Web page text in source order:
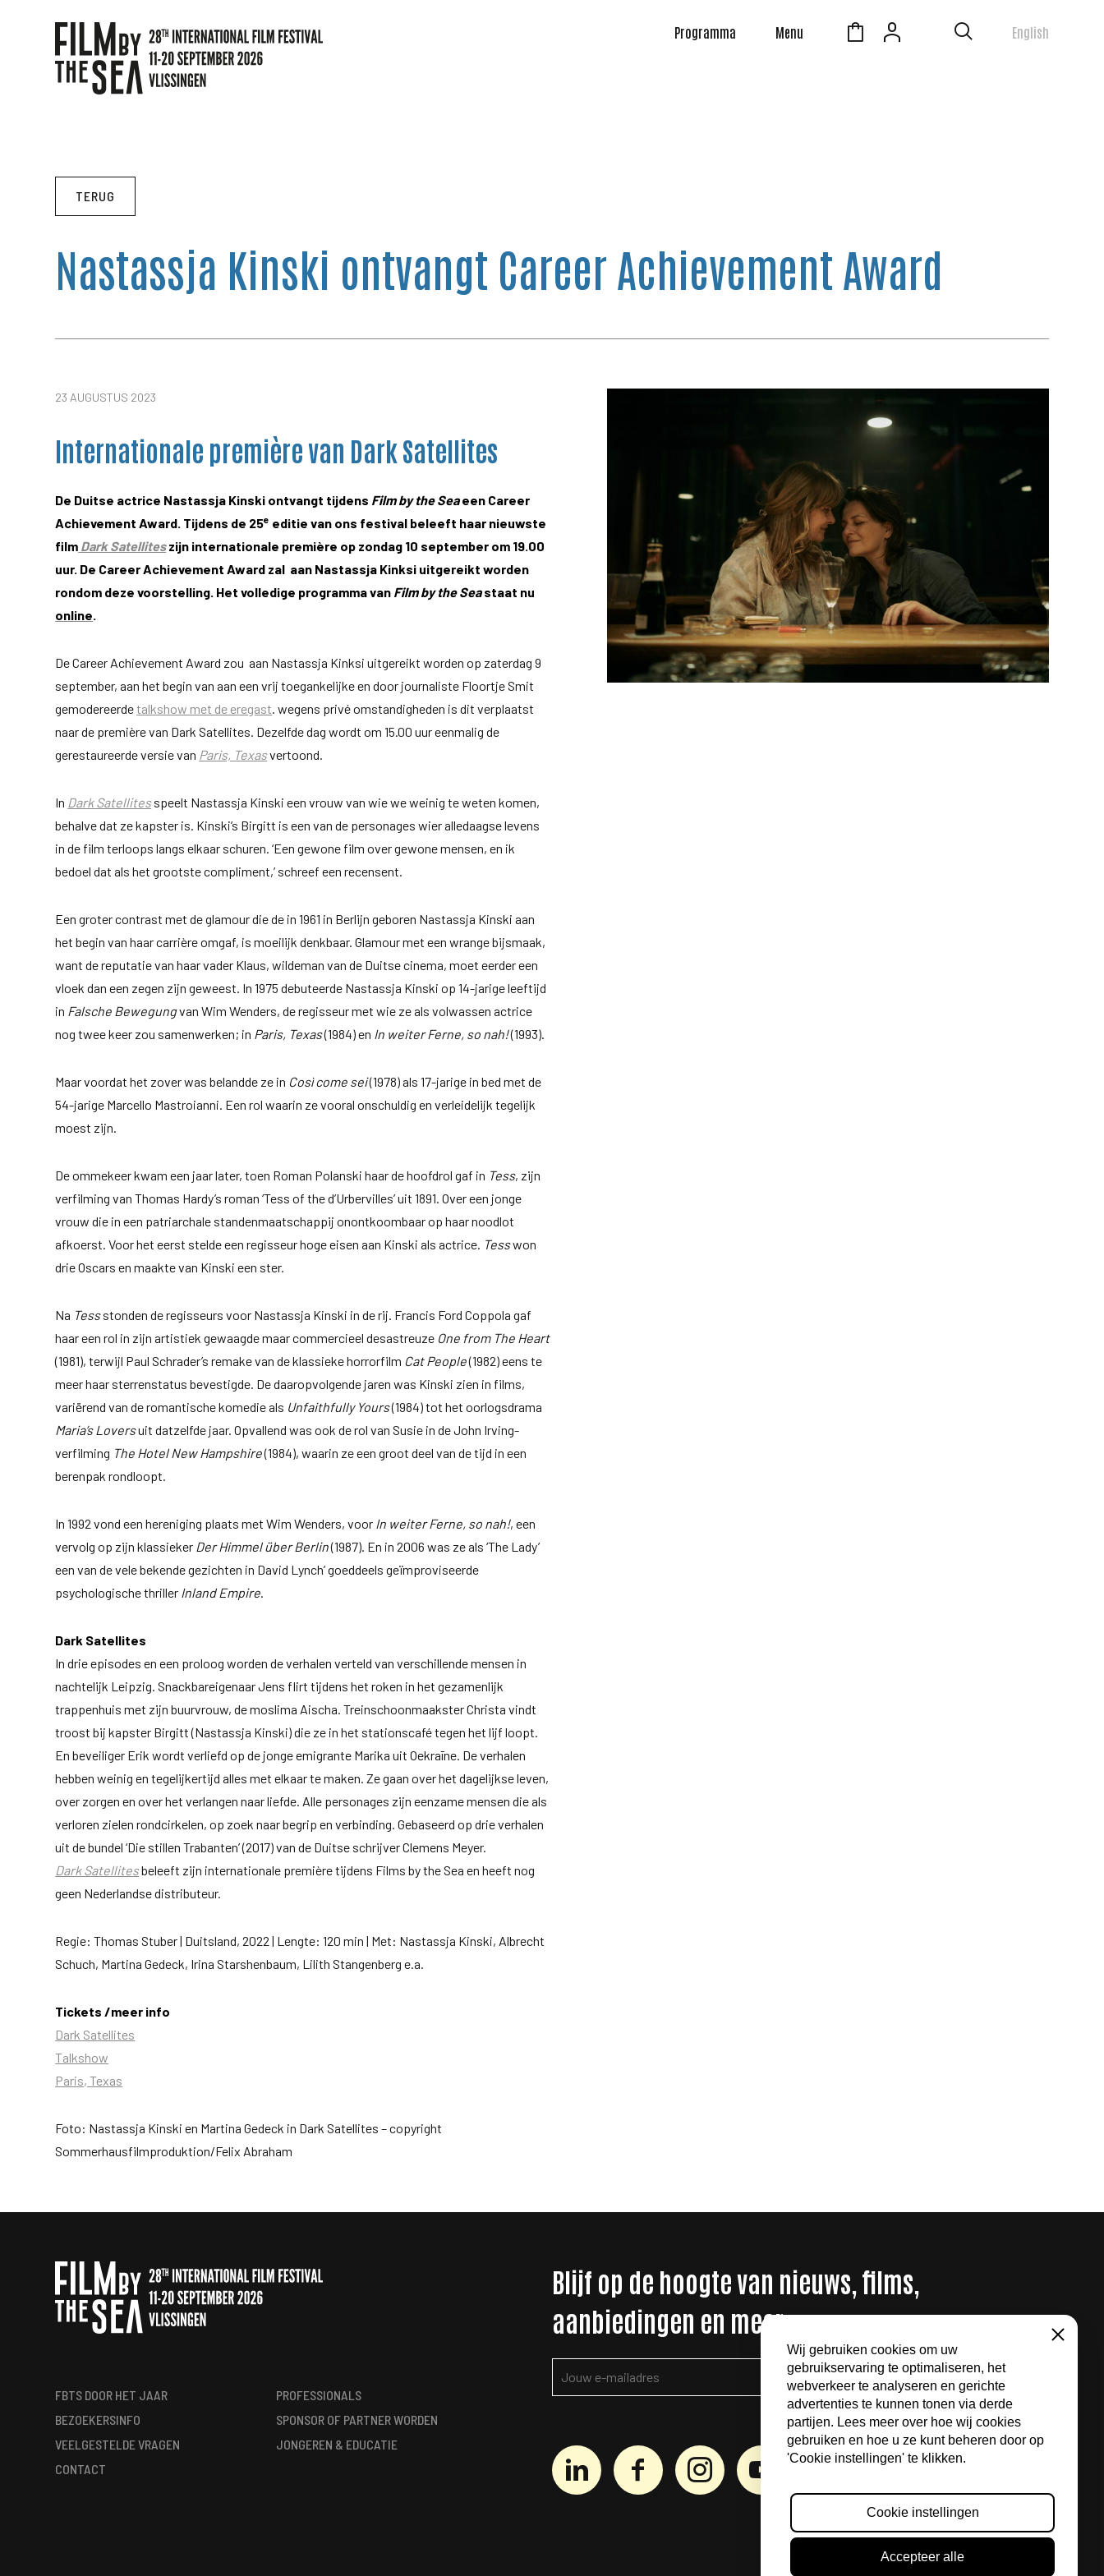
Programma Menu English
TERUG
Nastassja Kinski ontvangt Career Achievement Award
23 AUGUSTUS 2023
Internationale première van Dark Satellites
De Duitse actrice Nastassja Kinski ontvangt tijdens Film by the Seaeen Career
Achievement Award. Tijdens de 25e editie van ons festival beleeft haar nieuwste
film Dark Satelliteszijn internationale première op zondag 10 september om 19.00
uur. De Career Achievement Award zal aan Nastassja Kinksi uitgereikt worden
rondom deze voorstelling. Het volledige programma van Film by the Seastaat nu
online
De Career Achievement Award zou aan Nastassja Kinksi uitgereikt worden op zaterdag 9
september, aan het begin van aan een vrij toegankelijke en door journaliste Floortje Smit
gemodereerdetalkshow met de eregast . wegens privé omstandigheden is dit verplaatst
naar de première van Dark Satellites. Dezelfde dag wordt om 15.00 uur eenmalig de
gerestaureerde versie van Paris, Texasvertoond.
In Dark Satellitesspeelt Nastassja Kinski een vrouw van wie we weinig te weten komen,
behalve dat ze kapster is. Kinski’s Birgitt is een van de personages wier alledaagse levens
in de film terloops langs elkaar schuren. ‘Een gewone film over gewone mensen, en ik
bedoel dat als het grootste compliment,’ schreef een recensent.
Een groter contrast met de glamour die de in 1961 in Berlijn geboren Nastassja Kinski aan
het begin van haar carrière omgaf, is moeilijk denkbaar. Glamour met een wrange bijsmaak,
want de reputatie van haar vader Klaus, wildeman van de Duitse cinema, moet eerder een
vloek dan een zegen zijn geweest. In 1975 debuteerde Nastassja Kinski op 14-jarige leeftijd
in Falsche Bewegungvan Wim Wenders, de regisseur met wie ze als volwassen actrice
nog twee keer zou samenwerken; in Paris, Texas(1984) en In weiter Ferne, so nah!(1993).
Maar voordat het zover was belandde ze in Così come sei(1978) als 17-jarige in bed met de
54-jarige Marcello Mastroianni. Een rol waarin ze vooral onschuldig en verleidelijk tegelijk
moest zijn.
De ommekeer kwam een jaar later, toen Roman Polanski haar de hoofdrol gaf in Tess, zijn
verfilming van Thomas Hardy’s roman ‘Tess of the d’Urbervilles’ uit 1891. Over een jonge
vrouw die in een patriarchale standenmaatschappij onontkoombaar op haar noodlot
afkoerst. Voor het eerst stelde een regisseur hoge eisen aan Kinski als actrice. Tesswon
drie Oscars en maakte van Kinski een ster.
Na Tessstonden de regisseurs voor Nastassja Kinski in de rij. Francis Ford Coppola gaf
haar een rol in zijn artistiek gewaagde maar commercieel desastreuze One from The Heart
(1981), terwijl Paul Schrader’s remake van de klassieke horrorfilm Cat People(1982) eens te
meer haar sterrenstatus bevestigde. De daaropvolgende jaren was Kinski zien in films,
variërend van de romantische komedie als Unfaithfully Yours(1984) tot het oorlogsdrama
Maria’s Loversuit datzelfde jaar. Opvallend was ook de rol van Susie in de John Irving-
verfilming The Hotel New Hampshire(1984), waarin ze een groot deel van de tijd in een
berenpak rondloopt.
In 1992 vond een hereniging plaats met Wim Wenders, voor In weiter Ferne, so nah!, een
vervolg op zijn klassieker Der Himmel über Berlin(1987). En in 2006 was ze als ‘The Lady’
een van de vele bekende gezichten in David Lynch’ goeddeels geïmproviseerde
psychologische thriller Inland Empire
Dark Satellites
In drie episodes en een proloog worden de verhalen verteld van verschillende mensen in
nachtelijk Leipzig. Snackbareigenaar Jens flirt tijdens het roken in het gezamenlijk
trappenhuis met zijn buurvrouw, de moslima Aischa. Treinschoonmaakster Christa vindt
troost bij kapster Birgitt (Nastassja Kinski) die ze in het stationscafé tegen het lijf loopt.
En beveiliger Erik wordt verliefd op de jonge emigrante Marika uit Oekraīne. De verhalen
hebben weinig en tegelijkertijd alles met elkaar te maken. Ze gaan over het dagelijkse leven,
over zorgen en over het verlangen naar liefde. Alle personages zijn eenzame mensen die als
verloren zielen rondcirkelen, op zoek naar begrip en verbinding. Gebaseerd op drie verhalen
uit de bundel ‘Die stillen Trabanten’ (2017) van de Duitse schrijver Clemens Meyer.
Dark Satellitesbeleeft zijn internationale première tijdens Films by the Sea en heeft nog
geen Nederlandse distributeur.
Regie: Thomas Stuber | Duitsland, 2022 | Lengte: 120 min | Met: Nastassja Kinski, Albrecht
Schuch, Martina Gedeck, Irina Starshenbaum, Lilith Stangenberg e.a.
Tickets /meer info
Dark Satellites
Talkshow
Paris, Texas
Foto: Nastassja Kinski en Martina Gedeck in Dark Satellites – copyright
Sommerhausfilmproduktion/Felix Abraham
FBTS DOOR HET JAAR
BEZOEKERSINFO
VEELGESTELDE VRAGEN
CONTACT
PROFESSIONALS
SPONSOR OF PARTNER WORDEN
JONGEREN & EDUCATIE
Blijf op de hoogte van nieuws, films,
aanbiedingen en meer
AANMELDEN
Wij gebruiken cookies om uw
gebruikservaring te optimaliseren, het
webverkeer te analyseren en gerichte
advertenties te kunnen tonen via derde
partijen. Lees meer over hoe wij cookies
gebruiken en hoe u ze kunt beheren door op
'Cookie instellingen' te klikken.
Cookie instellingen
Accepteer alle